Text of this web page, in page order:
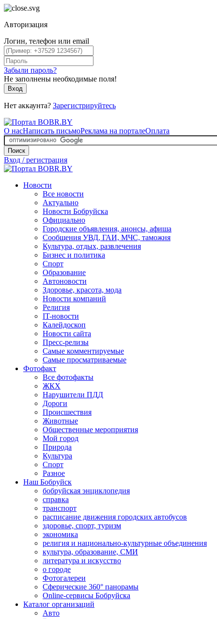
Авторизация
Логин, телефон или email
Забыли пароль?
Не заполнены необходимые поля!
Вход
Нет аккаунта? Зарегистрируйтесь
О насНаписать письмоРеклама на порталеОплата
Поиск
Вход / регистрация
Новости
Все новости
Актуально
Новости Бобруйска
Официально
Городские объявления, анонсы, афиша
Сообщения УВД, ГАИ, МЧС, таможня
Культура, отдых, развлечения
Бизнес и политика
Спорт
Образование
Автоновости
Здоровье, красота, мода
Новости компаний
Религия
IT-новости
Калейдоскоп
Новости сайта
Пресс-релизы
Самые комментируемые
Самые просматриваемые
Фотофакт
Все фотофакты
ЖКХ
Нарушители ПДД
Дороги
Происшествия
Животные
Общественные мероприятия
Мой город
Природа
Культура
Спорт
Разное
Наш Бобруйск
бобруйская энциклопедия
справка
транспорт
расписание движения городских автобусов
здоровье, спорт, туризм
экономика
религия и национально-культурные объединения
культура, образование, СМИ
литература и искусство
о городе
Фотогалереи
Сферические 360° панорамы
Online-сервисы Бобруйска
Каталог организаций
Авто